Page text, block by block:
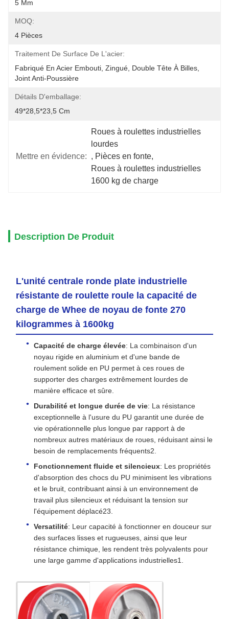
5 Mm
MOQ:
4 Pièces
Traitement De Surface De L'acier:
Fabriqué En Acier Embouti, Zingué, Double Tête À Billes,
Joint Anti-Poussière
Détails D'emballage:
49*28,5*23,5 Cm
Mettre en évidence:
Roues à roulettes industrielles
lourdes
, Pièces en fonte,
Roues à roulettes industrielles
1600 kg de charge
Description De Produit
L'unité centrale ronde plate industrielle
résistante de roulette roule la capacité de
charge de Whee de noyau de fonte 270
kilogrammes à 1600kg
Capacité de charge élevée: La combinaison d'un
noyau rigide en aluminium et d'une bande de
roulement solide en PU permet à ces roues de
supporter des charges extrêmement lourdes de
manière efficace et sûre.
Durabilité et longue durée de vie: La résistance
exceptionnelle à l'usure du PU garantit une durée de
vie opérationnelle plus longue par rapport à de
nombreux autres matériaux de roues, réduisant ainsi le
besoin de remplacements fréquents2.
Fonctionnement fluide et silencieux: Les propriétés
d'absorption des chocs du PU minimisent les vibrations
et le bruit, contribuant ainsi à un environnement de
travail plus silencieux et réduisant la tension sur
l'équipement déplacé23.
Versatilité: Leur capacité à fonctionner en douceur sur
des surfaces lisses et rugueuses, ainsi que leur
résistance chimique, les rendent très polyvalents pour
une large gamme d'applications industrielles1.